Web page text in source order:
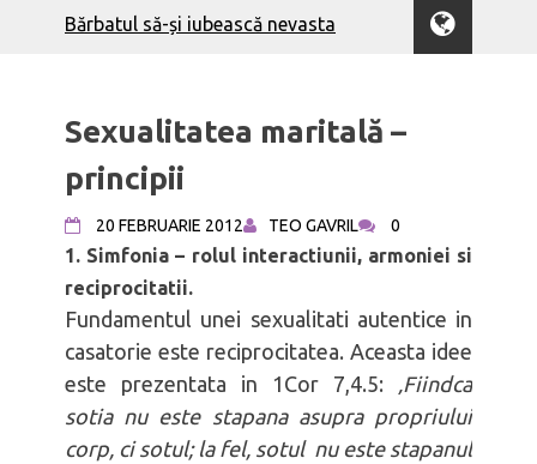
Bărbatul să-și iubească nevasta
Femeia înțeleaptă
Bărbatul să-și iubească nevasta
Săptămâna Căsătoriei - detalii
Săptămâna Căsătoriei - Ce poate face
o soție
Săptămâna Căsătoriei - Ce poate face
un soț
Bărbați integri
Sexualitatea maritală –
principii
20 FEBRUARIE 2012 TEO GAVRIL 0
1. Simfonia – rolul interactiunii, armoniei si
reciprocitatii.
Fundamentul unei sexualitati autentice in
casatorie este reciprocitatea. Aceasta idee
este prezentata in 1Cor 7,4.5: ‚Fiindca
sotia nu este stapana asupra propriului
corp, ci sotul; la fel, sotul nu este stapanul